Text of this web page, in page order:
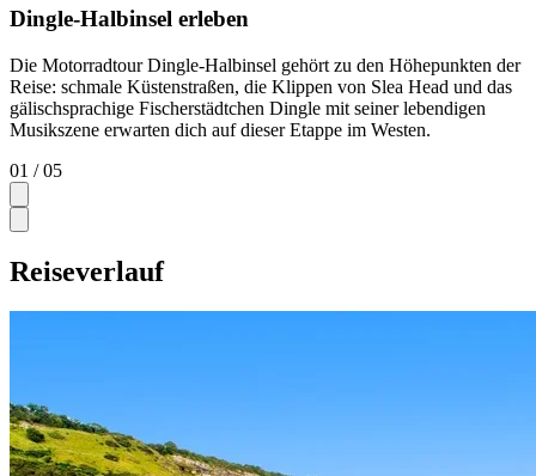
Dingle-Halbinsel erleben
Die Motorradtour Dingle-Halbinsel gehört zu den Höhepunkten der
Reise: schmale Küstenstraßen, die Klippen von Slea Head und das
gälischsprachige Fischerstädtchen Dingle mit seiner lebendigen
Musikszene erwarten dich auf dieser Etappe im Westen.
01 / 05
Reiseverlauf